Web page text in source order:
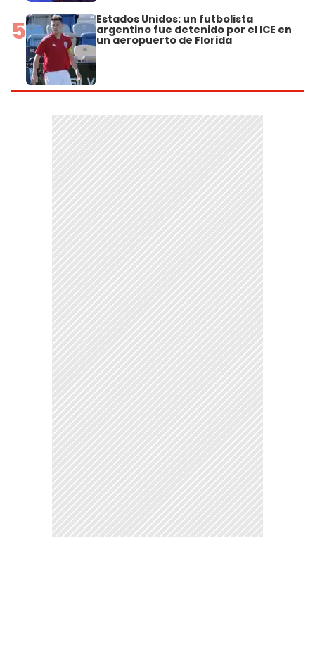
5 Estados Unidos: un futbolista
argentino fue detenido por el ICE en
un aeropuerto de Florida